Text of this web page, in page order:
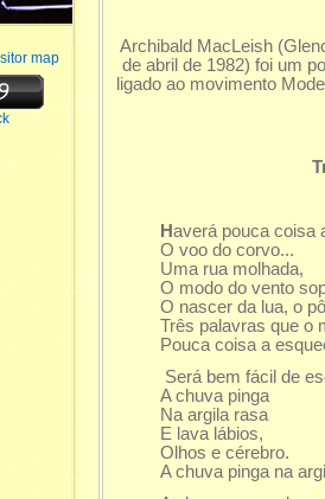
map
Archibald MacLeish
de abril de 1982) foi um
ligado ao movimento
Haverá pouca coisa
O voo do corvo...
Uma rua molhada,
O modo do vento
O nascer da lua, o
Três palavras que o
Pouca coisa a
Será bem fácil de
A chuva pinga
Na argila rasa
E lava lábios,
Olhos e cérebro.
A chuva pinga na